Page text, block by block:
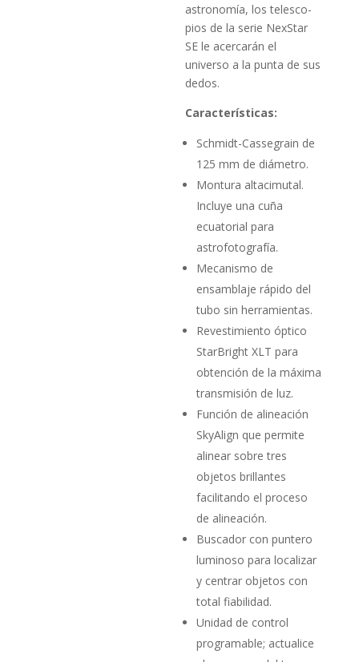
astronomía, los telesco­
pios de la serie NexStar
SE le acercarán el
universo a la punta de sus
dedos.
Características:
Schmidt-Cassegrain de
125 mm de diámetro.
Montura altacimutal.
Incluye una cuña
ecuatorial para
astrofotografía.
Mecanismo de
ensamblaje rápido del
tubo sin herramientas.
Revestimiento óptico
StarBright XLT para
obtención de la máxima
transmisión de luz.
Función de alineación
SkyAlign que permite
alinear sobre tres
objetos brillantes
facilitando el proceso
de alineación.
Buscador con puntero
luminoso para localizar
y centrar obje­tos con
total fiabilidad.
Unidad de control
programable; actualice